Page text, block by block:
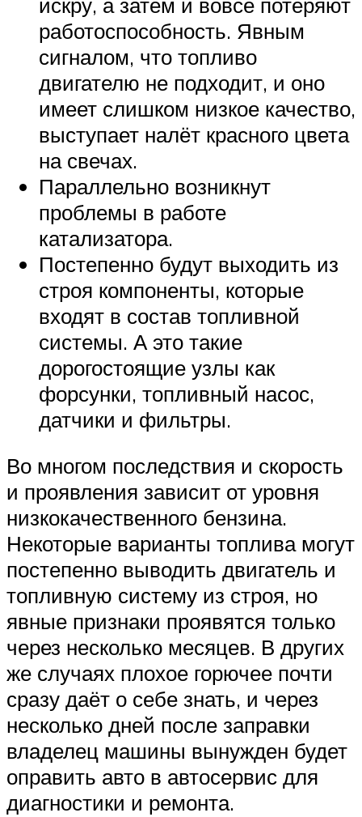
работоспособность. Явным
сигналом, что топливо
двигателю не подходит, и оно
имеет слишком низкое качество,
выступает налёт красного цвета
на свечах.
Параллельно возникнут
проблемы в работе
катализатора.
Постепенно будут выходить из
строя компоненты, которые
входят в состав топливной
системы. А это такие
дорогостоящие узлы как
форсунки, топливный насос,
датчики и фильтры.
Во многом последствия и скорость
и проявления зависит от уровня
низкокачественного бензина.
Некоторые варианты топлива могут
постепенно выводить двигатель и
топливную систему из строя, но
явные признаки проявятся только
через несколько месяцев. В других
же случаях плохое горючее почти
сразу даёт о себе знать, и через
несколько дней после заправки
владелец машины вынужден будет
оправить авто в автосервис для
диагностики и ремонта.